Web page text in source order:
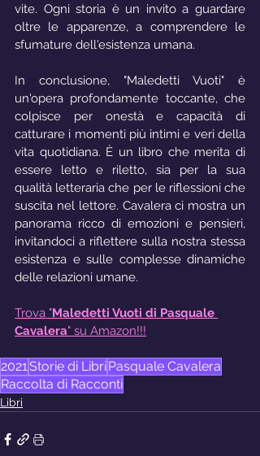
vite. Ogni storia è un invito a guardare
oltre le apparenze, a comprendere le
sfumature dell'esistenza umana.
In conclusione, "Maledetti Vuoti" è
un'opera profondamente toccante, che
colpisce per onestà e capacità di
catturare i momenti più intimi e veri della
vita quotidiana. È un libro che merita di
essere letto e riletto, sia per la sua
qualità letteraria che per le riflessioni che
suscita nel lettore. Cavalera ci mostra un
panorama ricco di emozioni e pensieri,
invitandoci a riflettere sulla nostra stessa
esistenza e sulle complesse dinamiche
delle relazioni umane.
Trova "Maledetti Vuoti di Pasquale
Cavalera" su Amazon!!!
2021Storie di LibriPasquale Cavalera
Raccolta di Racconti
Libri